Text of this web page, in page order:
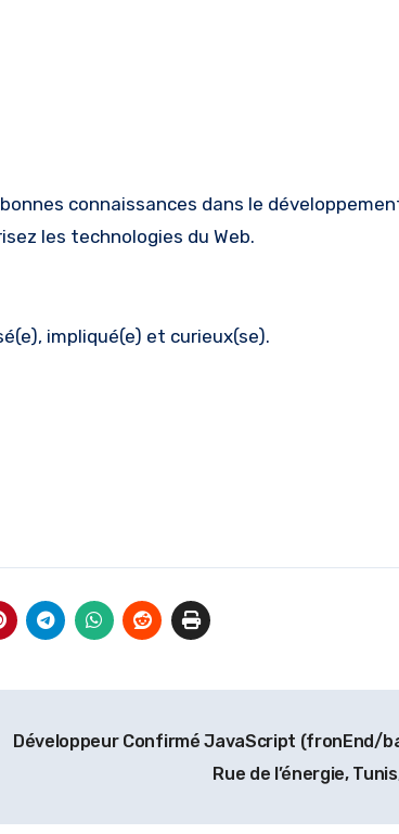
connaissances dans le
les technologies du Web.
impliqué(e) et curieux(se).
Développeur Confirmé JavaScript (fronEnd/
Rue de l’énergie,